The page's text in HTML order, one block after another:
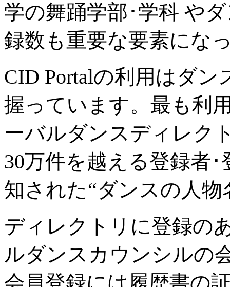
学の舞踊学部･学科 や
録数も重要な要素にな
CID Portalの利用はダ
握っています。最も利
ーバルダンスディレク
30万件を越える登録者
知された“ダンスの人物
ディレクトリに登録の
ルダンスカウンシルの